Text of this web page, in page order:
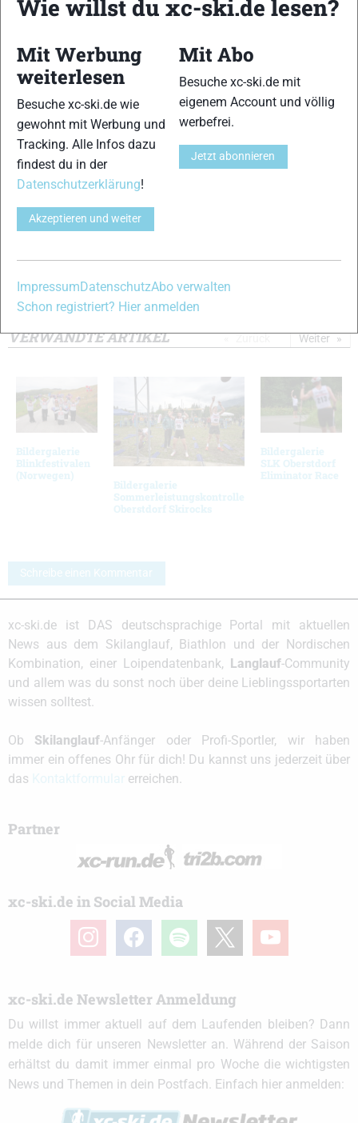
9 10
11
© Bilder 1 - 14: Mario Felgenhauer;
VERWANDTE ARTIKEL
Bildergalerie
Blinkfestivalen
(Norwegen)
Bildergalerie
Sommerleistungskontrolle
Oberstdorf Skirocks
Bildergalerie
SLK Oberstdorf
Eliminator Race
Weiter
Schreibe einen Kommentar
xc-ski.de ist DAS deutschsprachige Portal mit aktuellen
News aus dem Skilanglauf, Biathlon und der Nordischen
Kombination, einer Loipendatenbank,
Langlauf-Community
und allem was du sonst noch über deine Lieblingssportarten
wissen solltest.
Ob Skilanglauf-Anfänger oder Profi-Sportler, wir haben
immer ein offenes Ohr für dich! Du kannst uns jederzeit über
das
erreichen.
Partner
xc-ski.de in Social Media
instagramfacebook spotify youtube
xc-ski.de Newsletter Anmeldung
Du willst immer aktuell auf dem Laufenden bleiben? Dann
melde dich für unseren Newsletter an. Während der Saison
erhältst du damit immer einmal pro Woche die wichtigsten
News und Themen in dein Postfach. Einfach hier anmelden:
Wie willst du xc-ski.de lesen?
Mit Werbung
weiterlesen
Besuche xc-ski.de wie
gewohnt mit Werbung und
Tracking. Alle Infos dazu
findest du in der
Datenschutzerklärung!
Akzeptieren und weiter
Mit Abo
Besuche xc-ski.de mit
eigenem Account und völlig
werbefrei.
Jetzt abonnieren
Impressum DatenschutzAbo verwalten
Schon registriert? Hier anmelden